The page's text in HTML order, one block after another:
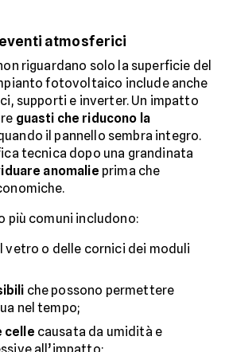
atmosferici
riguardano solo la superficie del
fotovoltaico include anche
supporti e inverter. Un impatto
guasti che riducono la
il pannello sembra integro.
tecnica dopo una grandinata
anomalie prima che
più comuni includono:
vetro o delle cornici dei moduli
che possono permettere
nel tempo;
celle causata da umidità e